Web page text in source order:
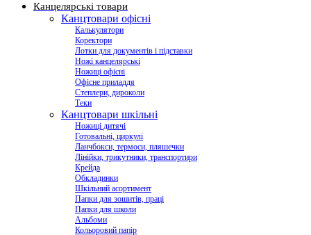
Канцелярські товари
Канцтовари офісні
Калькулятори
Коректори
Лотки для документів і підставки
Ножі канцелярські
Ножиці офісні
Офісне приладдя
Степлери, дироколи
Теки
Канцтовари шкільні
Ножиці дитячі
Готовальні, циркулі
Ланчбокси, термоси, пляшечки
Лінійки, трикутники, транспортири
Крейда
Обкладинки
Шкільний асортимент
Папки для зошитів, праці
Папки для школи
Альбоми
Кольоровий папір